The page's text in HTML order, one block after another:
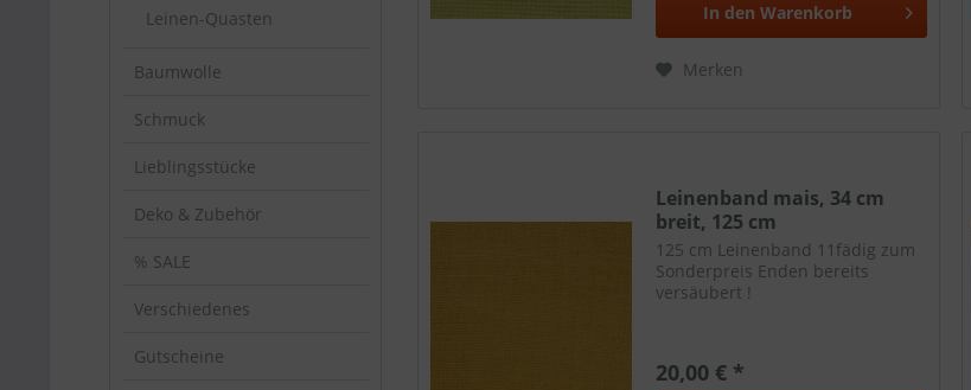
Leinen-Quasten
Baumwolle
Schmuck
Lieblingsstücke
Deko & Zubehör
% SALE
Verschiedenes
Gutscheine
In den Warenkorb
Merken
Leinenband mais, 34 cm
breit, 125 cm
125 cm Leinenband 11fädig zum
Sonderpreis Enden bereits
versäubert !
20,00 € *